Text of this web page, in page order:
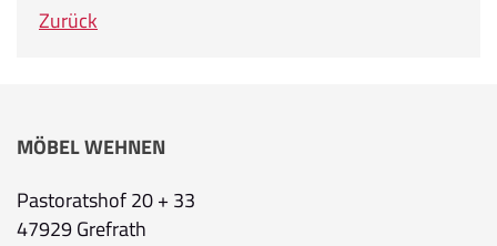
Zurück
MÖBEL WEHNEN
Pastoratshof 20 + 33
47929 Grefrath